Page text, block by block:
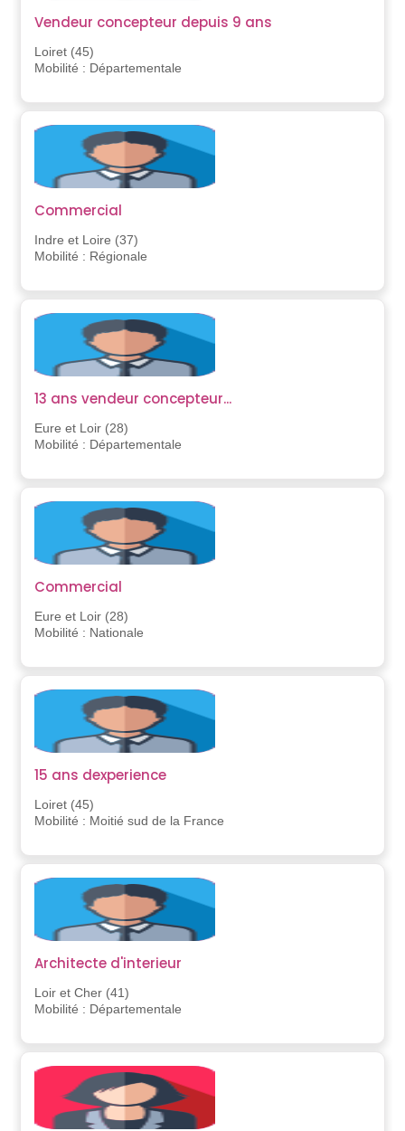
Vendeur concepteur depuis 9 ans
Loiret (45)
Mobilité : Départementale
Commercial
Indre et Loire (37)
Mobilité : Régionale
13 ans vendeur concepteur...
Eure et Loir (28)
Mobilité : Départementale
Commercial
Eure et Loir (28)
Mobilité : Nationale
15 ans dexperience
Loiret (45)
Mobilité : Moitié sud de la France
Architecte d'interieur
Loir et Cher (41)
Mobilité : Départementale